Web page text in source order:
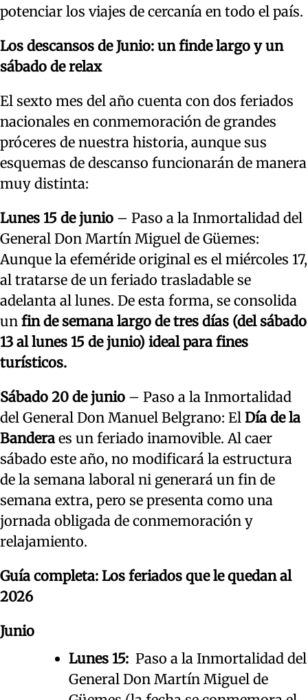
potenciar los viajes de cercanía en todo el país.
Los descansos de Junio: un finde largo y un
sábado de relax
El sexto mes del año cuenta con dos feriados
nacionales en conmemoración de grandes
próceres de nuestra historia, aunque sus
esquemas de descanso funcionarán de manera
muy distinta:
Lunes 15 de junio – Paso a la Inmortalidad del
General Don Martín Miguel de Güemes:
Aunque la efeméride original es el miércoles 17,
al tratarse de un feriado trasladable se
adelanta al lunes. De esta forma, se consolida
un fin de semana largo de tres días (del sábado
13 al lunes 15 de junio) ideal para fines
turísticos.
Sábado 20 de junio – Paso a la Inmortalidad
del General Don Manuel Belgrano: El Día de la
Bandera es un feriado inamovible. Al caer
sábado este año, no modificará la estructura
de la semana laboral ni generará un fin de
semana extra, pero se presenta como una
jornada obligada de conmemoración y
relajamiento.
Guía completa: Los feriados que le quedan al
2026
Junio
Lunes 15: Paso a la Inmortalidad del
General Don Martín Miguel de